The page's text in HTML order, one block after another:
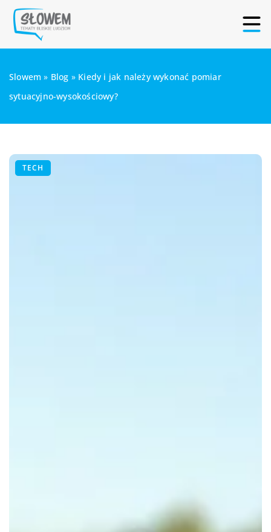
Slowem » Blog » Kiedy i jak należy wykonać pomiar
sytuacyjno-wysokościowy?
TECH